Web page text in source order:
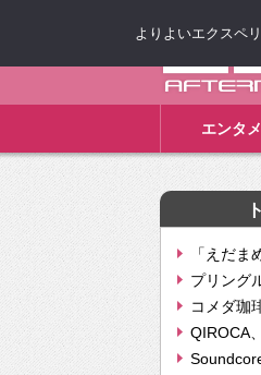
エンタメ
「えだ
プリング
コメダ珈
QIROCA
よりよいエクスペ